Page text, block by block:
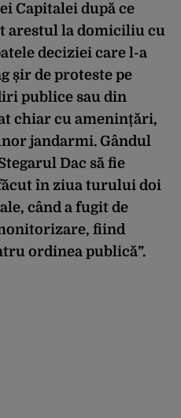
Capitalei după ce
arestul la domiciliu cu
deciziei care l-a
șir de proteste pe
publice sau din
chiar cu amenințări,
jandarmi. Gândul
Dac să fie
în ziua turului doi
când a fugit de
fiind
ordinea publică”.